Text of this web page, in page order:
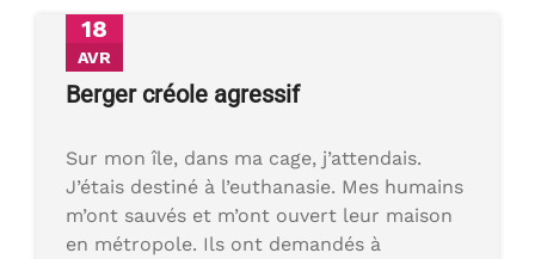
18
AVR
Berger créole agressif
Sur mon île, dans ma cage, j’attendais.
J’étais destiné à l’euthanasie. Mes humains
m’ont sauvés et m’ont ouvert leur maison
en métropole. Ils ont demandés à